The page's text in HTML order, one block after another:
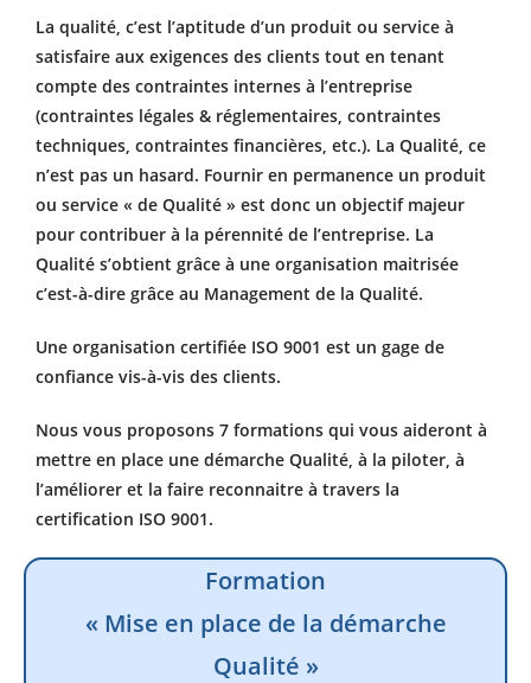
La qualité, c’est l’aptitude d’un produit ou service à
satisfaire aux exigences des clients tout en tenant
compte des contraintes internes à l’entreprise
(contraintes légales & réglementaires, contraintes
techniques, contraintes financières, etc.). La Qualité, ce
n’est pas un hasard. Fournir en permanence un produit
ou service « de Qualité » est donc un objectif majeur
pour contribuer à la pérennité de l’entreprise. La
Qualité s’obtient grâce à une organisation maitrisée
c’est-à-dire grâce au Management de la Qualité.
Une organisation certifiée ISO 9001 est un gage de
confiance vis-à-vis des clients.
Nous vous proposons 7 formations qui vous aideront à
mettre en place une démarche Qualité, à la piloter, à
l’améliorer et la faire reconnaitre à travers la
certification ISO 9001.
Formation
« Mise en place de la démarche
Qualité »